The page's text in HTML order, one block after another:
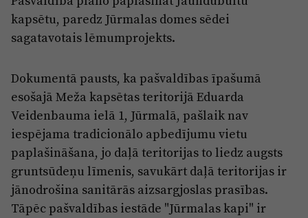
Jūrmala
Par laikrakstu
Ētikas kodekss
Lietošanas noteikumi
Pārredzamības paziņojumi
Sludinājumi
kapsētu, paredz Jūrmalas domes sēdei
sagatavotais lēmumprojekts.
Dokumentā pausts, ka pašvaldības īpašumā
esošajā Meža kapsētas teritorijā Eduarda
Veidenbauma ielā 1, Jūrmalā, pašlaik nav
iespējama tradicionālo apbedījumu vietu
paplašināšana, jo daļā teritorijas to liedz augsts
gruntsūdeņu līmenis, savukārt daļā teritorijas ir
jānodrošina sanitārās aizsargjoslas prasības.
Tāpēc pašvaldības iestāde "Jūrmalas kapi" ir